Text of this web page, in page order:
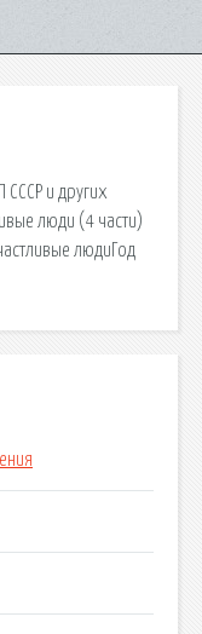
СССР и других
люди (4 части)
людиГод